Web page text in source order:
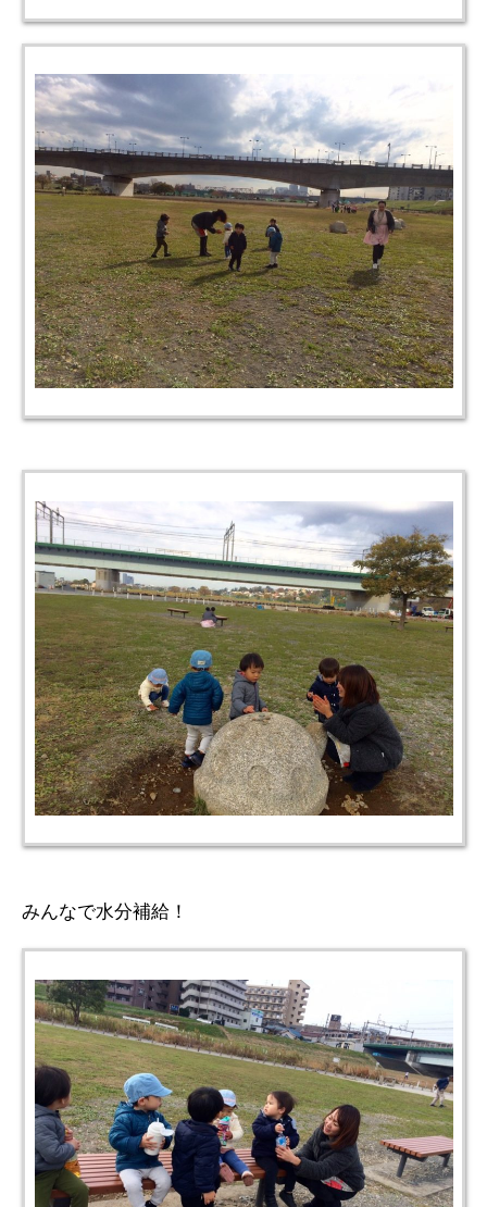
みんなで水分補給！